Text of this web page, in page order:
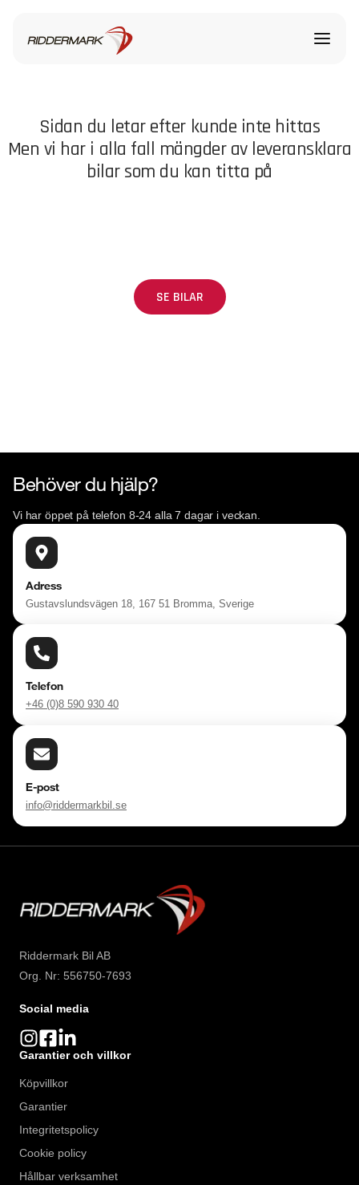
Sidan du letar efter kunde inte hittas
Men vi har i alla fall mängder av leveransklara
bilar som du kan titta på
SE BILAR
Behöver du hjälp?
Vi har öppet på telefon 8-24 alla 7 dagar i veckan.
Adress
Gustavslundsvägen 18, 167 51 Bromma, Sverige
Telefon
+46 (0)8 590 930 40
E-post
info@riddermarkbil.se
Riddermark Bil AB
Org. Nr: 556750-7693
Social media
Garantier och villkor
Köpvillkor
Garantier
Integritetspolicy
Cookie policy
Hållbar verksamhet